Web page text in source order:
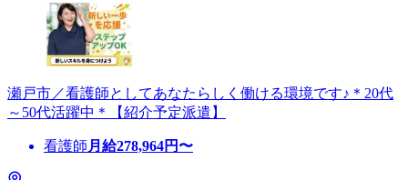
瀬戸市／看護師としてあなたらしく働ける環境です♪＊20代
～50代活躍中＊【紹介予定派遣】
看護師 月給278,964円〜